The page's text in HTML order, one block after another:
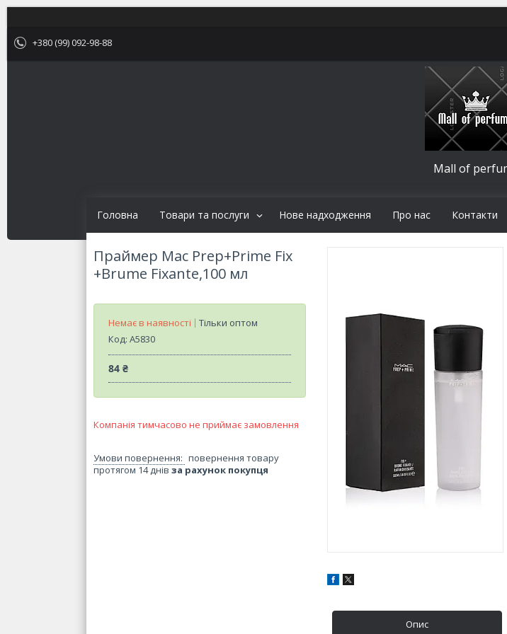
+380 (99) 092-98-88
Mall of
Головна Товари та послуги Нове надходження Про нас Контакти
Праймер Mac Prep+Prime Fix
+Brume Fixante,100 мл
Немає в наявності
Тільки оптом
Код: A5830
84 ₴
Компанія тимчасово не приймає замовлення
повернення товару
протягом 14 днів за рахунок покупця
Опис